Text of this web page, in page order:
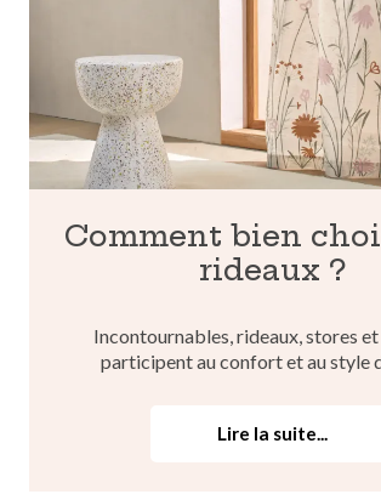
Comment bien
rideaux ?
Incontournables, rideaux, stores
participent au confort et au style
spécifiques : thermiques, occultants, etc…
Lire la suite...